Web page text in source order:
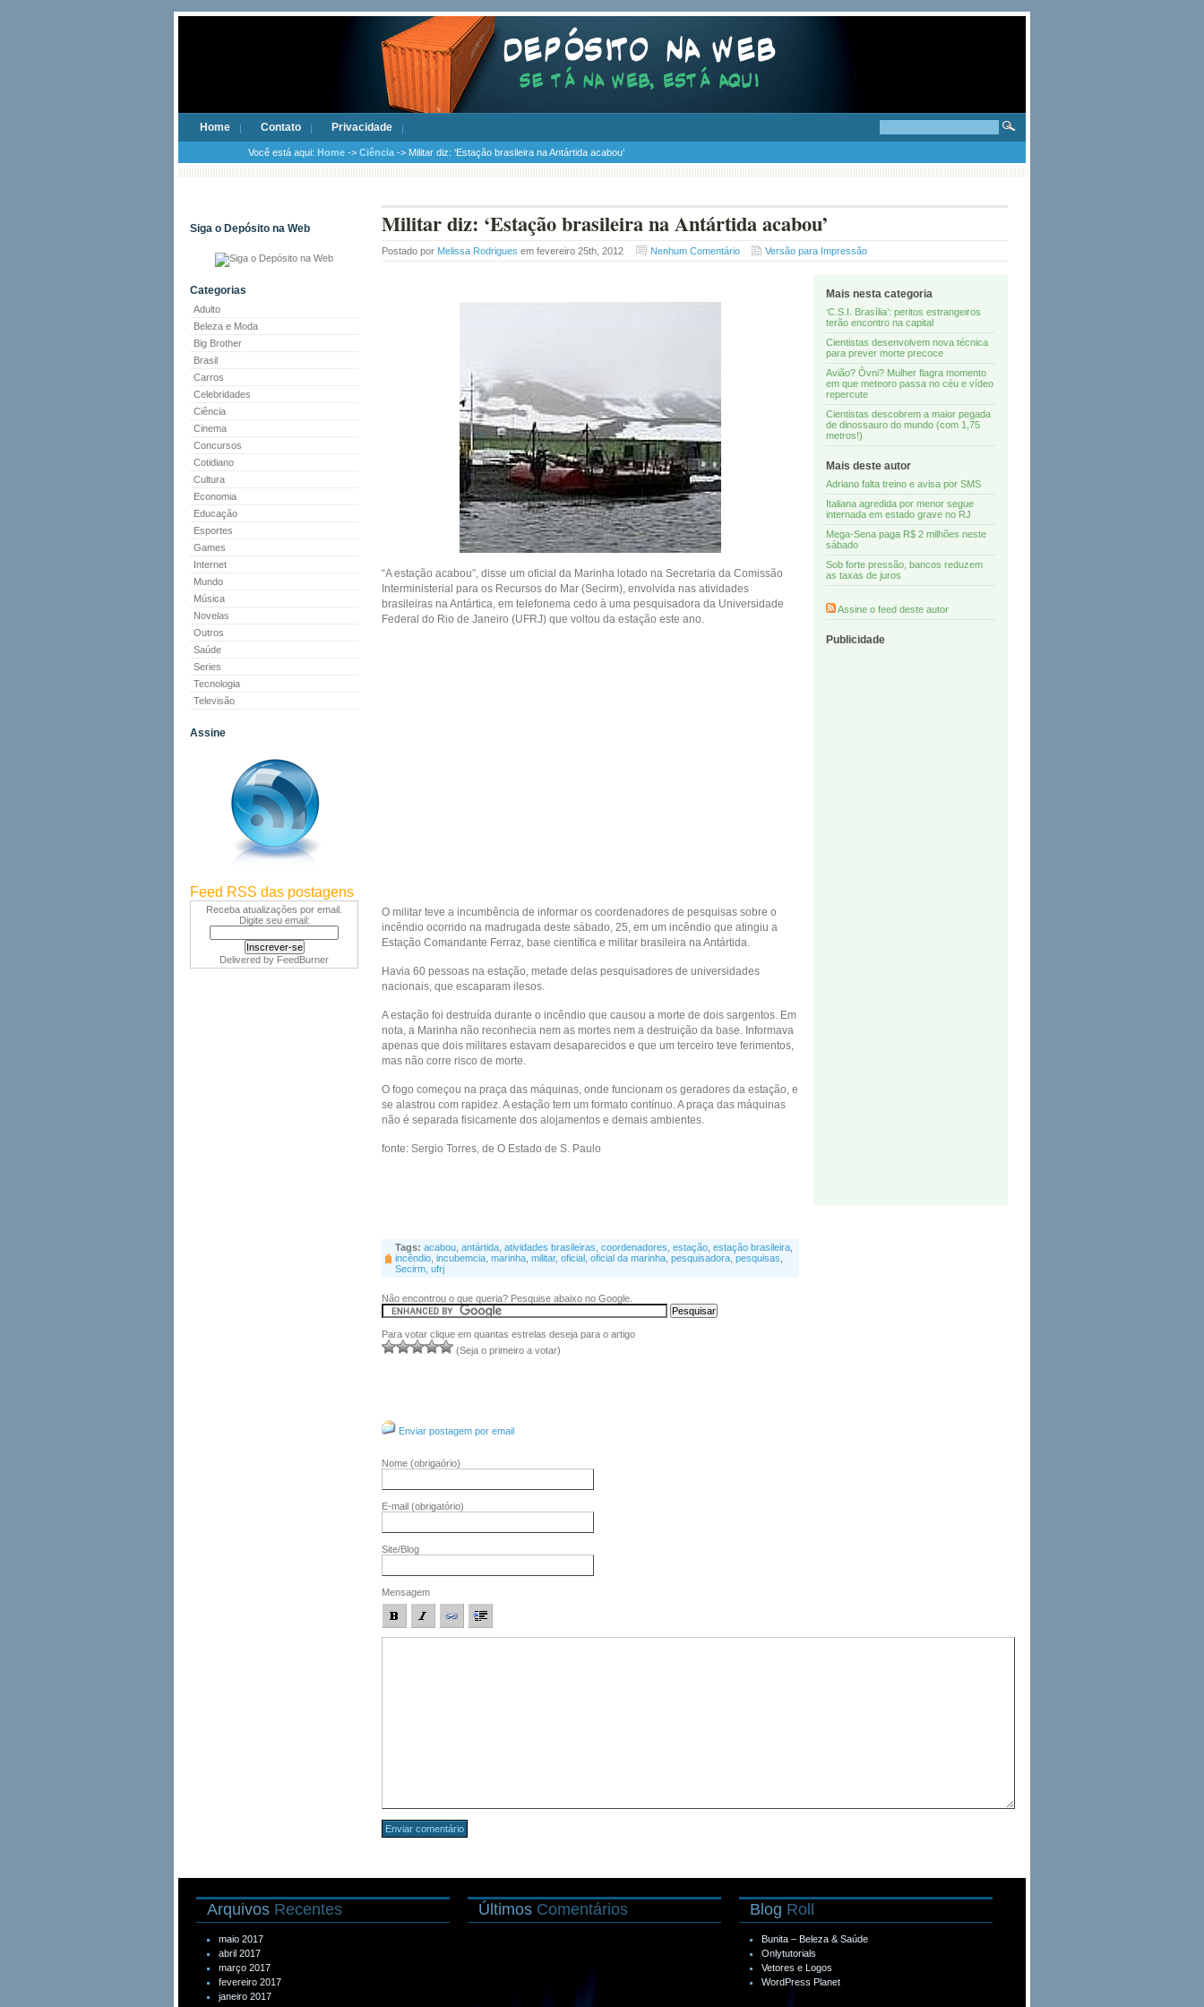
Home Contato Privacidade
Você está aqui: Home -> Ciência -> Militar diz: ‘Estação brasileira na Antártida acabou’
Siga o Depósito na Web
Categorias
Adulto
Beleza e Moda
Big Brother
Brasil
Carros
Celebridades
Ciência
Cinema
Concursos
Cotidiano
Cultura
Economia
Educação
Esportes
Games
Internet
Mundo
Música
Novelas
Outros
Saúde
Series
Tecnologia
Televisão
Assine
Feed RSS das postagens
Receba atualizações por email.
Digite seu email:
Delivered by FeedBurner
Militar diz: ‘Estação brasileira na Antártida acabou’
Postado por Melissa Rodrigues em fevereiro 25th, 2012 Nenhum Comentário Versão para Impressão
“A estação acabou”, disse um oficial da Marinha lotado na Secretaria da Comissão
Interministerial para os Recursos do Mar (Secirm), envolvida nas atividades
brasileiras na Antártica, em telefonema cedo à uma pesquisadora da Universidade
Federal do Rio de Janeiro (UFRJ) que voltou da estação este ano.
O militar teve a incumbência de informar os coordenadores de pesquisas sobre o
incêndio ocorrido na madrugada deste sábado, 25, em um incêndio que atingiu a
Estação Comandante Ferraz, base científica e militar brasileira na Antártida.
Havia 60 pessoas na estação, metade delas pesquisadores de universidades
nacionais, que escaparam ilesos.
A estação foi destruída durante o incêndio que causou a morte de dois sargentos. Em
nota, a Marinha não reconhecia nem as mortes nem a destruição da base. Informava
apenas que dois militares estavam desaparecidos e que um terceiro teve ferimentos,
mas não corre risco de morte.
O fogo começou na praça das máquinas, onde funcionam os geradores da estação, e
se alastrou com rapidez. A estação tem um formato contínuo. A praça das máquinas
não é separada fisicamente dos alojamentos e demais ambientes.
fonte: Sergio Torres, de O Estado de S. Paulo
Mais nesta categoria
‘C.S.I. Brasília’: peritos estrangeiros
terão encontro na capital
Cientistas desenvolvem nova técnica
para prever morte precoce
Avião? Óvni? Mulher flagra momento
em que meteoro passa no céu e vídeo
repercute
Cientistas descobrem a maior pegada
de dinossauro do mundo (com 1,75
metros!)
Mais deste autor
Adriano falta treino e avisa por SMS
Italiana agredida por menor segue
internada em estado grave no RJ
Mega-Sena paga R$ 2 milhões neste
sábado
Sob forte pressão, bancos reduzem
as taxas de juros
Assine o feed deste autor
Publicidade
Tags: acabou antártida atividades brasileiras coordenadores estação estação brasileira
incêndio incubemcia marinha militar, oficial oficial da marinha pesquisadora pesquisas
Secirm ufrj
Não encontrou o que queria? Pesquise abaixo no Google.
Para votar clique em quantas estrelas deseja para o artigo
(Seja o primeiro a votar)
Enviar postagem por email
Nome (obrigaório)
E-mail (obrigatório)
Site/Blog
Mensagem
Arquivos Recentes
maio 2017
abril 2017
março 2017
fevereiro 2017
janeiro 2017
Últimos Comentários Blog Roll
Bunita – Beleza & Saúde
Onlytutorials
Vetores e Logos
WordPress Planet